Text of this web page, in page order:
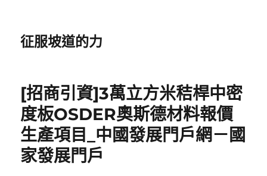
征服坡道的力
[招商引資]3萬立方米秸桿中密
度板OSDER奧斯德材料報價
生產項目_中國發展門戶網－國
家發展門戶